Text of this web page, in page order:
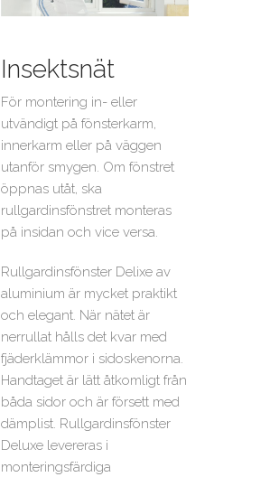
Insektsnät
För montering in- eller
utvändigt på fönsterkarm,
innerkarm eller på väggen
utanför smygen. Om fönstret
öppnas utåt, ska
rullgardinsfönstret monteras
på insidan och vice versa.
Rullgardinsfönster Delixe av
aluminium är mycket praktikt
och elegant. När nätet är
nerrullat hålls det kvar med
fjäderklämmor i sidoskenorna.
Handtaget är lätt åtkomligt från
båda sidor och är försett med
dämplist. Rullgardinsfönster
Deluxe levereras i
monteringsfärdiga